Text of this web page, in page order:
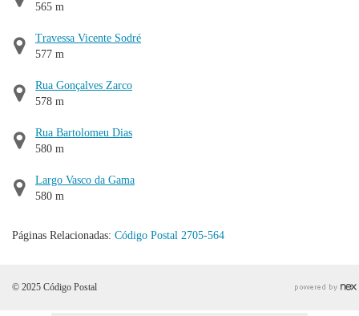
565 m
Travessa Vicente Sodré
577 m
Rua Gonçalves Zarco
578 m
Rua Bartolomeu Dias
580 m
Largo Vasco da Gama
580 m
Páginas Relacionadas: Código Postal 2705-564
© 2025 Código Postal